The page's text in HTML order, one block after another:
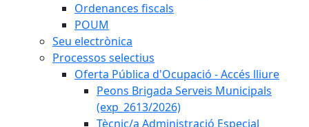
Ordenances fiscals
POUM
Seu electrònica
Processos selectius
Oferta Pública d'Ocupació - Accés lliure
Peons Brigada Serveis Municipals
(exp_2613/2026)
Tècnic/a Administració Especial